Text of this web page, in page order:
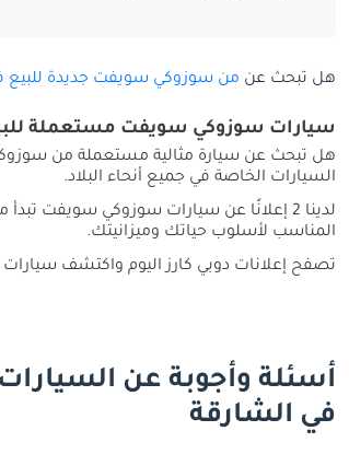
هل تبحث عن من سوزوكي سويفت جديدة للبيع
سيارات سوزوكي سويفت مستعملة
هل تبحث عن سيارة مثالية مستعملة من
السيارات الخاصة في جميع أنحاء البلاد.
لدينا 2 إعلانًا عن سيارات سوزوكي سويفت تبدأ من متوسط سعر
المناسب لأسلوب حياتك وميزانيتك.
تصفح إعلانات دوبي كارز اليوم واكتشف
أسئلة وأجوبة عن
في الشارقة